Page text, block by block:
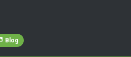
Blog